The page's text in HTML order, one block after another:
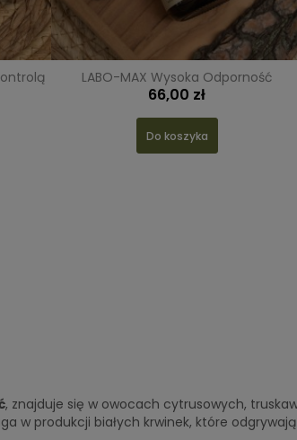
LABO-MAX Wysoka Odporność
66,00 zł
Do koszyka
, znajduje się w owocach cytrusowych,
w produkcji białych krwinek, które odgrywają